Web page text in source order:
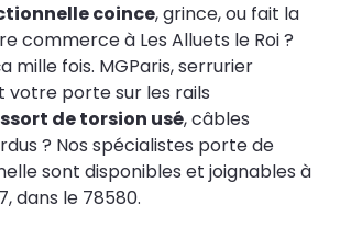
coince, grince, ou fait la
commerce à Les Alluets le Roi ?
mille fois. MGParis, serrurier
votre porte sur les rails
de torsion usé, câbles
? Nos spécialistes porte de
sont disponibles et joignables à
dans le 78580.